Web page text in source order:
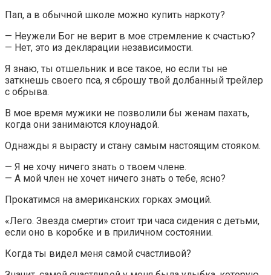
Пап, а в обычной школе можно купить наркоту?
— Неужели Бог не верит в мое стремление к счастью?
— Нет, это из декларации независимости.
Я знаю, ты отшельник и все такое, но если ты не
заткнешь своего пса, я сброшу твой долбанный трейлер
с обрыва.
В мое время мужики не позволили бы женам пахать,
когда они занимаются клоунадой.
Однажды я вырасту и стану самым настоящим стояком.
— Я не хочу ничего знать о твоем члене.
— А мой член не хочет ничего знать о тебе, ясно?
Прокатимся на американских горках эмоций.
«Лего. Звезда смерти» стоит три часа сидения с детьми,
если оно в коробке и в приличном состоянии.
Когда ты видел меня самой счастливой?